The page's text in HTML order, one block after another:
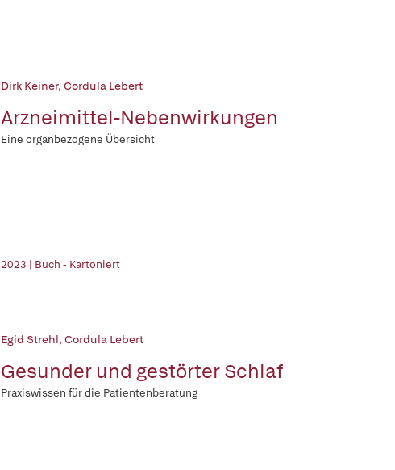
Dirk Keiner, Cordula Lebert
Arzneimittel-Nebenwirkungen
Eine organbezogene Übersicht
2023 | Buch - Kartoniert
Egid Strehl, Cordula Lebert
Gesunder und gestörter Schlaf
Praxiswissen für die Patientenberatung